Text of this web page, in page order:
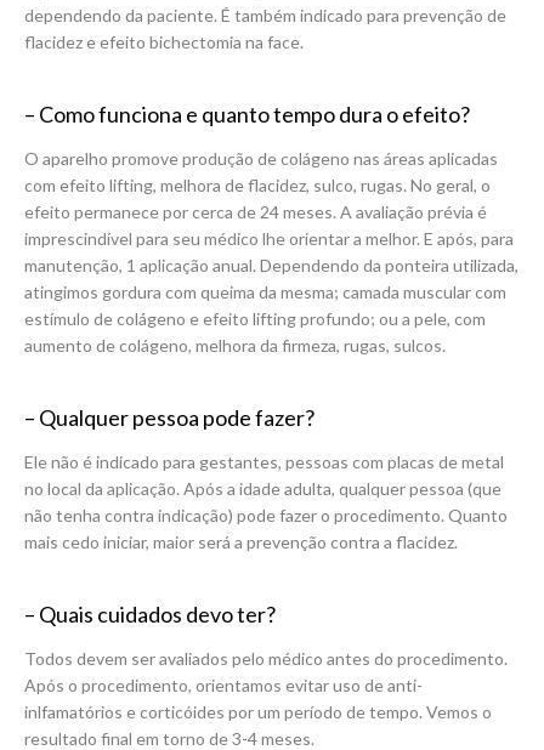
dependendo da paciente. É também indicado para prevenção de
flacidez e efeito bichectomia na face.
– Como funciona e quanto tempo dura o efeito?
O aparelho promove produção de colágeno nas áreas aplicadas
com efeito lifting, melhora de flacidez, sulco, rugas. No geral, o
efeito permanece por cerca de 24 meses. A avaliação prévia é
imprescindível para seu médico lhe orientar a melhor. E após, para
manutenção, 1 aplicação anual. Dependendo da ponteira utilizada,
atingimos gordura com queima da mesma; camada muscular com
estímulo de colágeno e efeito lifting profundo; ou a pele, com
aumento de colágeno, melhora da firmeza, rugas, sulcos.
– Qualquer pessoa pode fazer?
Ele não é indicado para gestantes, pessoas com placas de metal
no local da aplicação. Após a idade adulta, qualquer pessoa (que
não tenha contra indicação) pode fazer o procedimento. Quanto
mais cedo iniciar, maior será a prevenção contra a flacidez.
– Quais cuidados devo ter?
Todos devem ser avaliados pelo médico antes do procedimento.
Após o procedimento, orientamos evitar uso de anti-
inlfamatórios e corticóides por um período de tempo. Vemos o
resultado final em torno de 3-4 meses.